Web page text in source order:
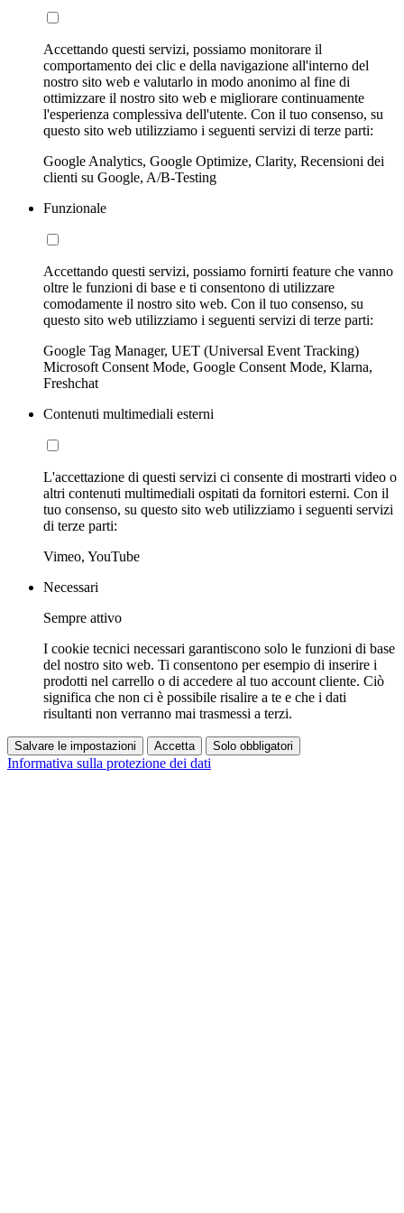
Accettando questi servizi, possiamo monitorare il
comportamento dei clic e della navigazione all'interno del
nostro sito web e valutarlo in modo anonimo al fine di
ottimizzare il nostro sito web e migliorare continuamente
l'esperienza complessiva dell'utente. Con il tuo consenso, su
questo sito web utilizziamo i seguenti servizi di terze parti:
Google Analytics, Google Optimize, Clarity, Recensioni dei
clienti su Google, A/B-Testing
Funzionale
Accettando questi servizi, possiamo fornirti feature che vanno
oltre le funzioni di base e ti consentono di utilizzare
comodamente il nostro sito web. Con il tuo consenso, su
questo sito web utilizziamo i seguenti servizi di terze parti:
Google Tag Manager, UET (Universal Event Tracking)
Microsoft Consent Mode, Google Consent Mode, Klarna,
Freshchat
Contenuti multimediali esterni
L'accettazione di questi servizi ci consente di mostrarti video o
altri contenuti multimediali ospitati da fornitori esterni. Con il
tuo consenso, su questo sito web utilizziamo i seguenti servizi
di terze parti:
Vimeo, YouTube
Necessari
Sempre attivo
I cookie tecnici necessari garantiscono solo le funzioni di base
del nostro sito web. Ti consentono per esempio di inserire i
prodotti nel carrello o di accedere al tuo account cliente. Ciò
significa che non ci è possibile risalire a te e che i dati
risultanti non verranno mai trasmessi a terzi.
Salvare le impostazioni Accetta Solo obbligatori
Informativa sulla protezione dei dati